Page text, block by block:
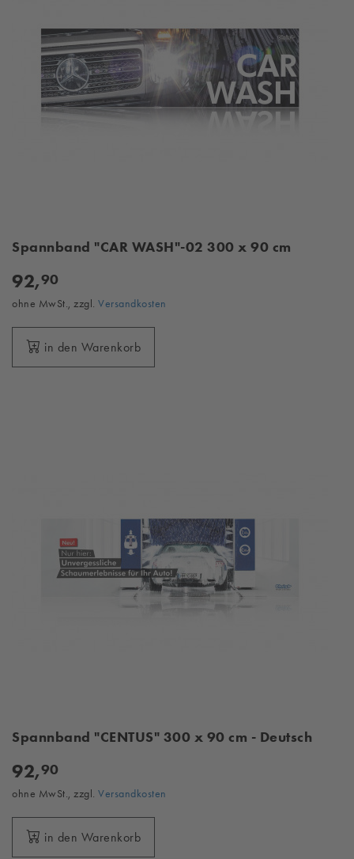
Spannband "CAR WASH"-02 300 x 90 cm
92,90
ohne MwSt., zzgl. Versandkosten
in den Warenkorb
Spannband "CENTUS" 300 x 90 cm - Deutsch
92,90
ohne MwSt., zzgl. Versandkosten
in den Warenkorb